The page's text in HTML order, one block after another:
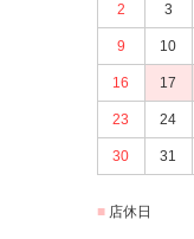
2 3
9 10
16 17
23 24
30 31
店休日